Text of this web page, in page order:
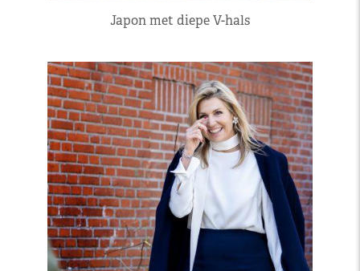
Japon met diepe V-hals